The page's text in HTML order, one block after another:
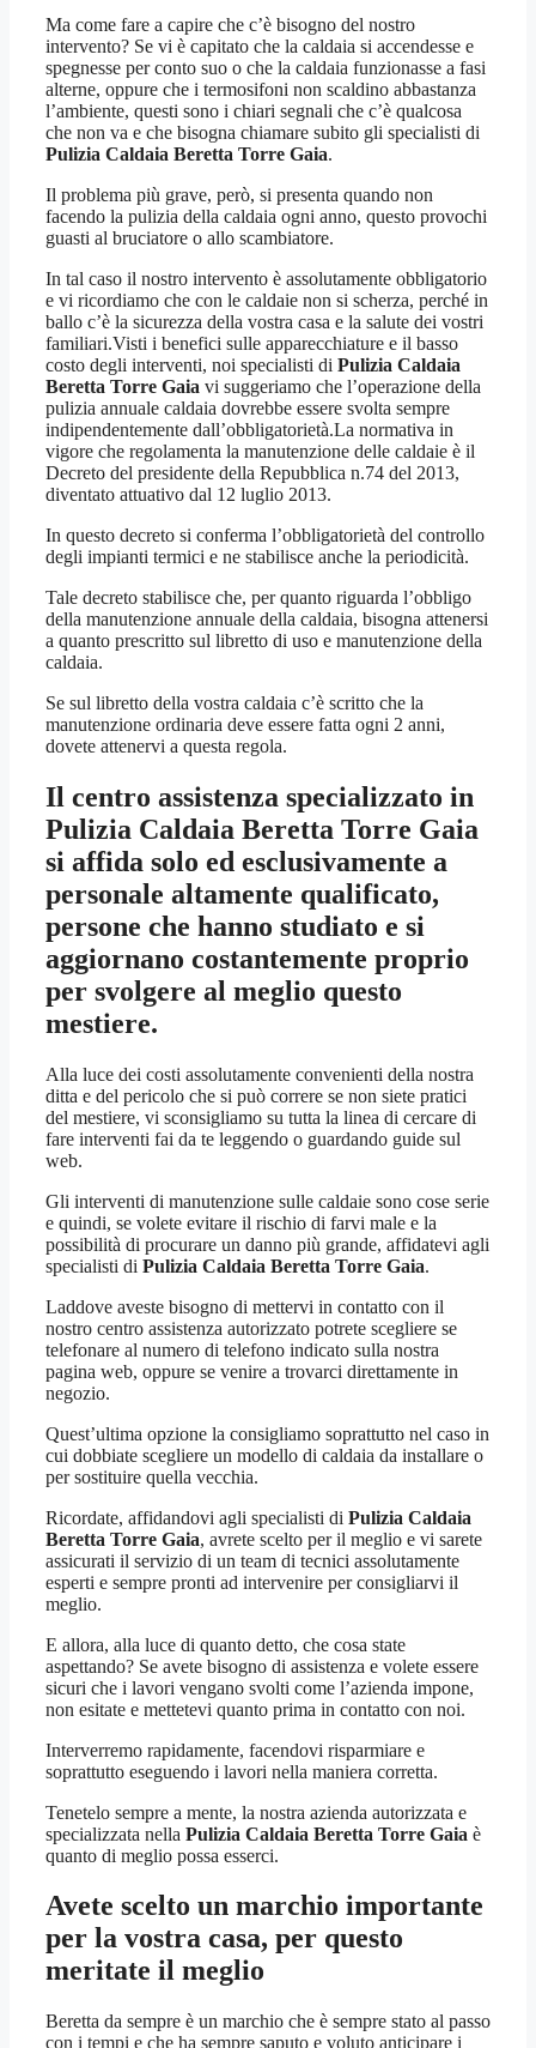
Ma come fare a capire che c’è bisogno del nostro
intervento? Se vi è capitato che la caldaia si accendesse e
spegnesse per conto suo o che la caldaia funzionasse a fasi
alterne, oppure che i termosifoni non scaldino abbastanza
l’ambiente, questi sono i chiari segnali che c’è qualcosa
che non va e che bisogna chiamare subito gli specialisti di
Pulizia Caldaia Beretta Torre Gaia.
Il problema più grave, però, si presenta quando non
facendo la pulizia della caldaia ogni anno, questo provochi
guasti al bruciatore o allo scambiatore.
In tal caso il nostro intervento è assolutamente obbligatorio
e vi ricordiamo che con le caldaie non si scherza, perché in
ballo c’è la sicurezza della vostra casa e la salute dei vostri
familiari.Visti i benefici sulle apparecchiature e il basso
costo degli interventi, noi specialisti di Pulizia Caldaia
Beretta Torre Gaia vi suggeriamo che l’operazione della
pulizia annuale caldaia dovrebbe essere svolta sempre
indipendentemente dall’obbligatorietà.La normativa in
vigore che regolamenta la manutenzione delle caldaie è il
Decreto del presidente della Repubblica n.74 del 2013,
diventato attuativo dal 12 luglio 2013.
In questo decreto si conferma l’obbligatorietà del controllo
degli impianti termici e ne stabilisce anche la periodicità.
Tale decreto stabilisce che, per quanto riguarda l’obbligo
della manutenzione annuale della caldaia, bisogna attenersi
a quanto prescritto sul libretto di uso e manutenzione della
caldaia.
Se sul libretto della vostra caldaia c’è scritto che la
manutenzione ordinaria deve essere fatta ogni 2 anni,
dovete attenervi a questa regola.
Il centro assistenza specializzato in
Pulizia Caldaia Beretta Torre Gaia
si affida solo ed esclusivamente a
personale altamente qualificato,
persone che hanno studiato e si
aggiornano costantemente proprio
per svolgere al meglio questo
mestiere.
Alla luce dei costi assolutamente convenienti della nostra
ditta e del pericolo che si può correre se non siete pratici
del mestiere, vi sconsigliamo su tutta la linea di cercare di
fare interventi fai da te leggendo o guardando guide sul
web.
Gli interventi di manutenzione sulle caldaie sono cose serie
e quindi, se volete evitare il rischio di farvi male e la
possibilità di procurare un danno più grande, affidatevi agli
specialisti di Pulizia Caldaia Beretta Torre Gaia.
Laddove aveste bisogno di mettervi in contatto con il
nostro centro assistenza autorizzato potrete scegliere se
telefonare al numero di telefono indicato sulla nostra
pagina web, oppure se venire a trovarci direttamente in
negozio.
Quest’ultima opzione la consigliamo soprattutto nel caso in
cui dobbiate scegliere un modello di caldaia da installare o
per sostituire quella vecchia.
Ricordate, affidandovi agli specialisti di Pulizia Caldaia
Beretta Torre Gaia, avrete scelto per il meglio e vi sarete
assicurati il servizio di un team di tecnici assolutamente
esperti e sempre pronti ad intervenire per consigliarvi il
meglio.
E allora, alla luce di quanto detto, che cosa state
aspettando? Se avete bisogno di assistenza e volete essere
sicuri che i lavori vengano svolti come l’azienda impone,
non esitate e mettetevi quanto prima in contatto con noi.
Interverremo rapidamente, facendovi risparmiare e
soprattutto eseguendo i lavori nella maniera corretta.
Tenetelo sempre a mente, la nostra azienda autorizzata e
specializzata nella Pulizia Caldaia Beretta Torre Gaia è
quanto di meglio possa esserci.
Avete scelto un marchio importante
per la vostra casa, per questo
meritate il meglio
Beretta da sempre è un marchio che è sempre stato al passo
con i tempi e che ha sempre saputo e voluto anticipare i